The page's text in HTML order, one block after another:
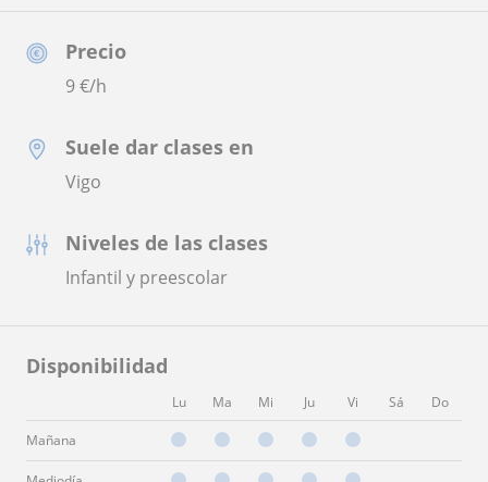
Precio
9€/h
Suele dar clases en
Vigo
Niveles de las clases
Infantil y preescolar
Disponibilidad
Lu Ma Mi Ju Vi Sá Do
Mañana